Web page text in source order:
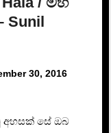
Sunil
30, 2016